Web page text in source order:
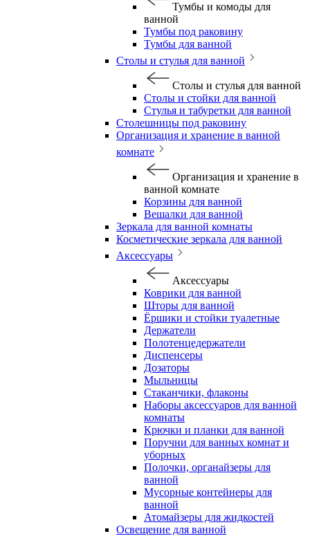
Тумбы и комоды для
ванной
Тумбы под раковину
Тумбы для ванной
Столы и стулья для ванной
Столы и стулья для ванной
Столы и стойки для ванной
Стулья и табуретки для ванной
Столешницы под раковину
Организация и хранение в ванной
комнате
Организация и хранение в
ванной комнате
Корзины для ванной
Вешалки для ванной
Зеркала для ванной комнаты
Косметические зеркала для ванной
Аксессуары
Аксессуары
Коврики для ванной
Шторы для ванной
Ёршики и стойки туалетные
Держатели
Полотенцедержатели
Диспенсеры
Дозаторы
Мыльницы
Стаканчики, флаконы
Наборы аксессуаров для ванной
комнаты
Крючки и планки для ванной
Поручни для ванных комнат и
уборных
Полочки, органайзеры для
ванной
Мусорные контейнеры для
ванной
Атомайзеры для жидкостей
Освещение для ванной